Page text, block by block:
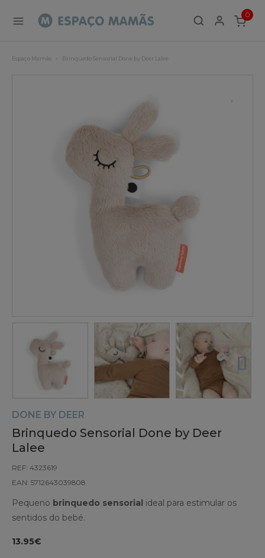
0
ITEMS
Espaço Mamãs Brinquedo Sensorial Done by Deer Lalee
DONE BY DEER
Brinquedo Sensorial Done by Deer
Lalee
REF: 4323619
EAN: 5712643039808
Pequeno brinquedo sensorial ideal para estimular os
sentidos do bebé.
13.95€